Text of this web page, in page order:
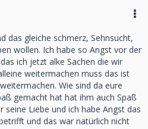
das gleiche schmerz, Sehnsucht,
wollen. Ich habe so Angst vor der
ich jetzt alke Sachen die wir
weitermachen muss das ist
Wie sind da eure
gemacht hat hat ihm auch Spaß
Liebe und ich habe Angst das
und das war natürlich nicht